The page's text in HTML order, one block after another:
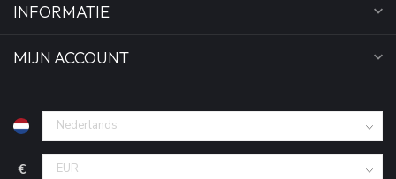
INFORMATIE
MIJN ACCOUNT
€